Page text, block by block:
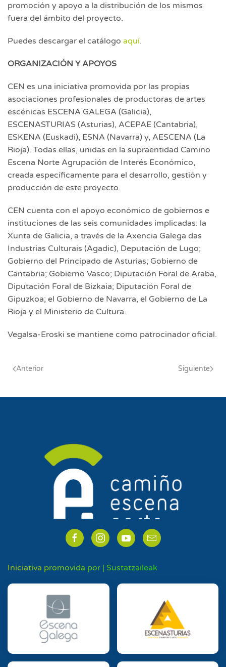
promoción y apoyo a la distribución de los mismos
fuera del ámbito del proyecto.
Puedes descargar el catálogo aquí.
ORGANIZACIÓN Y APOYOS
CEN es una iniciativa promovida por las propias
asociaciones profesionales de productoras de artes
escénicas ESCENA GALEGA (Galicia),
ESCENASTURIAS (Asturias), ACEPAE (Cantabria),
ESKENA (Euskadi), ESNA (Navarra) y, AESCENA (La
Rioja). Todas ellas, unidas en la supraentidad Camino
Escena Norte Agrupación de Interés Económico,
creada específicamente para el desarrollo, gestión y
producción de este proyecto.
CEN cuenta con el apoyo económico de gobiernos e
instituciones de las seis comunidades implicadas: la
Xunta de Galicia, a través de la Axencia Galega das
Industrias Culturais (Agadic), Deputación de Lugo;
Gobierno del Principado de Asturias; Gobierno de
Cantabria; Gobierno Vasco; Diputación Foral de Araba,
Diputación Foral de Bizkaia; Diputación Foral de
Gipuzkoa; el Gobierno de Navarra, el Gobierno de La
Rioja y el Ministerio de Cultura.
Vegalsa-Eroski se mantiene como patrocinador oficial.
Anterior Siguiente
Iniciativa promovida por | Sustatzaileak